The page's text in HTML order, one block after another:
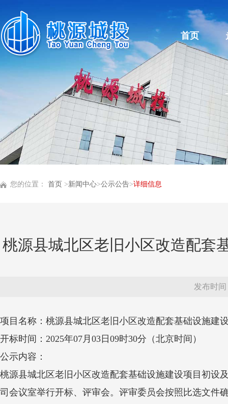
首页
您的位置： 首页 >新闻中心>公示公告>详细信息
桃源县城北区老旧小区改造配套
发布时间
项目名称：桃源县城北区老旧小区改造配套基础设施建
开标时间： 2025年07 月 03日09时30分 （北京时间）
公示内容：
桃源县城北区老旧小区改造配套基础设施建设项目初设
司会议室举行开标、评审会。评审委员会按照比选文件